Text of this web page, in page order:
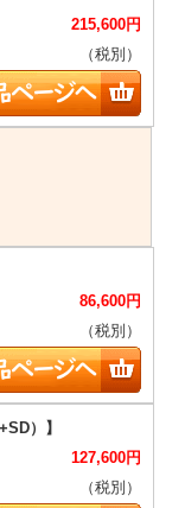
215,600円
（税別）
86,600円
（税別）
127,600円
（税別）